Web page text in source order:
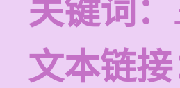
关键词：
文本链接